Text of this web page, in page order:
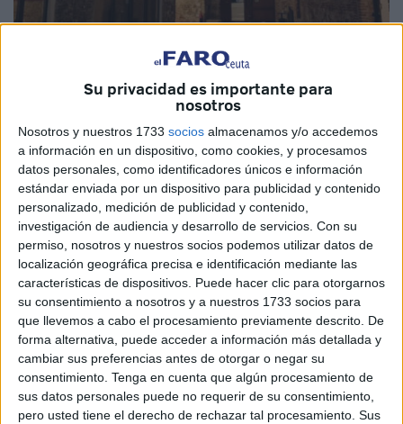
Su privacidad es importante para
nosotros
Nosotros y nuestros 1733 socios almacenamos y/o accedemos
a información en un dispositivo, como cookies, y procesamos
datos personales, como identificadores únicos e información
estándar enviada por un dispositivo para publicidad y contenido
personalizado, medición de publicidad y contenido,
investigación de audiencia y desarrollo de servicios. Con su
permiso, nosotros y nuestros socios podemos utilizar datos de
localización geográfica precisa e identificación mediante las
características de dispositivos. Puede hacer clic para otorgarnos
su consentimiento a nosotros y a nuestros 1733 socios para
que llevemos a cabo el procesamiento previamente descrito. De
forma alternativa, puede acceder a información más detallada y
cambiar sus preferencias antes de otorgar o negar su
consentimiento. Tenga en cuenta que algún procesamiento de
sus datos personales puede no requerir de su consentimiento,
pero usted tiene el derecho de rechazar tal procesamiento. Sus
ElMuseo Histórico Militar El Desnarigadocelebrará el
próximoviernes 15 de mayo una apertura nocturna
extraordinaria bajo el lema“Noche en El Desnarigado”,
una iniciativa cultural que permitirá a ceutíes y visitantes
recorrer este emblemático enclave en un horario poco
habitual y en un ambiente diferente.
La actividad ha sido organizada por elCentro de Historia
y Cultura Militar de Ceutacon el objetivo de acercar el
patrimonio histórico y cultural del Ejército de Tierra a la
ciudadanía, además de fomentar el conocimiento de la
historia de España, con especial atención al pasado de
Ceuta y al antiguo Protectorado español en Marruecos.